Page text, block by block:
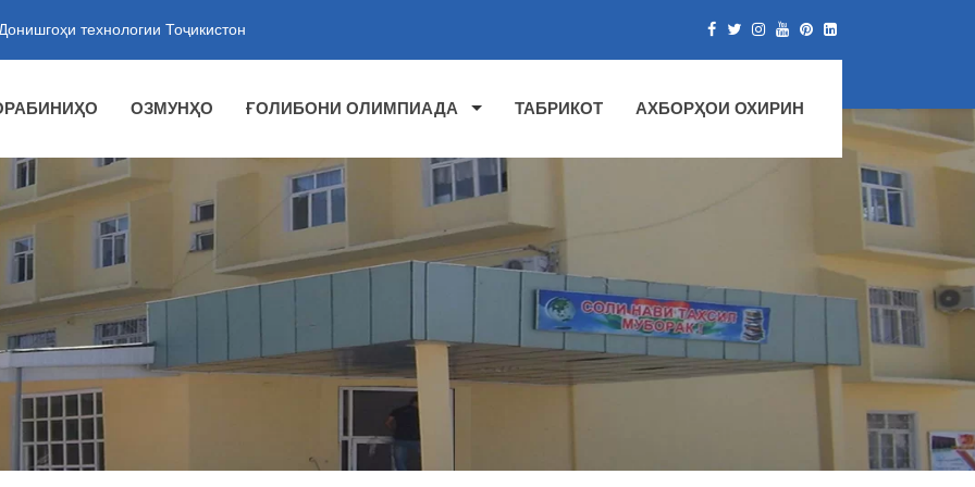
технологии Тоҷикистон
ТАЪЛИМИИ "ЛИТСЕЙИ ИННОВАТСИОНИИ ДУШАНБЕ"-И
ТОҶИКИСТОН
ОЗМУНҲО ҒОЛИБОНИ ОЛИМПИАДА ТАБРИКОТ АХБОРҲОИ ОХИРИН